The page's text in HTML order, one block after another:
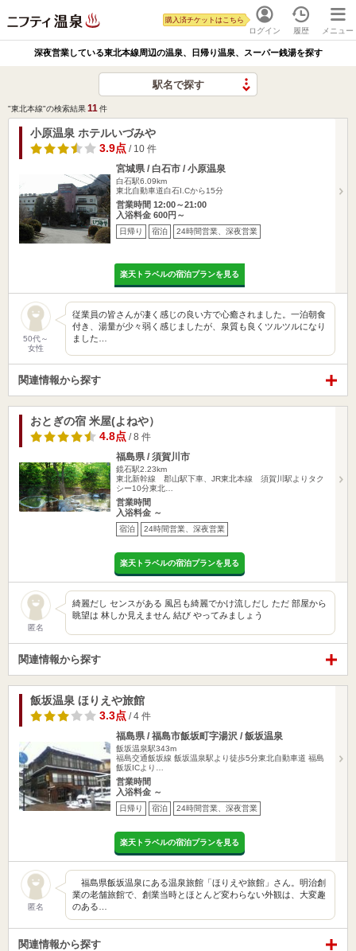
ログイン
購入済チケットはこちら
履歴 メニュー
深夜営業している東北本線周辺の温泉、日帰り温泉、スーパー銭湯を探す
駅名で探す
"東北本線"の検索結果11 件
小原温泉 ホテルいづみや
3.9点 / 10 件
宮城県 / 白石市 / 小原温泉
白石駅6.09km
東北自動車道白石I.Cから15分
営業時間 12:00～21:00
入浴料金 600円～
日帰り 宿泊 24時間営業、深夜営業
楽天トラベルの宿泊プランを見る
50代～
女性
従業員の皆さんが凄く感じの良い方で心癒されました。一泊朝食
付き、湯量が少々弱く感じましたが、泉質も良くツルツルになり
ました…
関連情報から探す
おとぎの宿 米屋(よねや）
4.8点 / 8 件
福島県 / 須賀川市
鏡石駅2.23km
東北新幹線 郡山駅下車、JR東北本線 須賀川駅よりタク
シー10分東北…
営業時間
入浴料金 ～
宿泊 24時間営業、深夜営業
楽天トラベルの宿泊プランを見る
匿名
綺麗だし センスがある 風呂も綺麗でかけ流しだし ただ 部屋から
眺望は 林しか見えません 結び やってみましょう
関連情報から探す
飯坂温泉 ほりえや旅館
3.3点 / 4 件
福島県 / 福島市飯坂町字湯沢 / 飯坂温泉
飯坂温泉駅343m
福島交通飯坂線 飯坂温泉駅より徒歩5分東北自動車道 福島
飯坂ICより…
営業時間
入浴料金 ～
日帰り 宿泊 24時間営業、深夜営業
楽天トラベルの宿泊プランを見る
匿名
福島県飯坂温泉にある温泉旅館「ほりえや旅館」さん。明治創
業の老舗旅館で、創業当時とほとんど変わらない外観は、大変趣
のある…
関連情報から探す